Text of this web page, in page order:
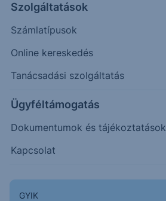
Szolgáltatások
Számlatípusok
Online kereskedés
Tanácsadási szolgáltatás
Ügyféltámogatás
Dokumentumok és tájékoztatások
Kapcsolat
GYIK
08:00
51.2000
51.8000